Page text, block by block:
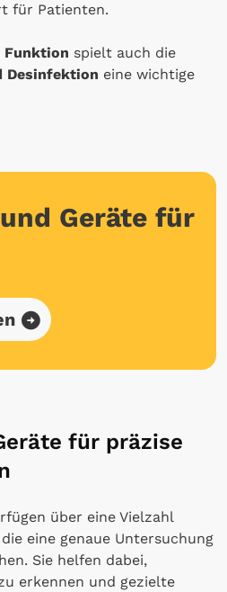
für Patienten.
Funktion spielt auch die
Desinfektion eine wichtige
Geräte für
für präzise
über eine Vielzahl
die eine genaue Untersuchung
Sie helfen dabei,
erkennen und gezielte